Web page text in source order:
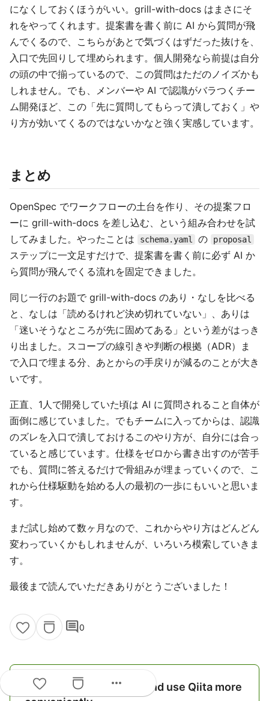
になくしておくほうがいい。grill-with-docs はまさにそ
れをやってくれます。提案書を書く前に AI から質問が飛
んでくるので、こちらがあとで気づくはずだった抜けを、
入口で先回りして埋められます。個人開発なら前提は自分
の頭の中で揃っているので、この質問はただのノイズかも
しれません。でも、メンバーや AI で認識がバラつくチー
ム開発ほど、この「先に質問してもらって潰しておく」や
り方が効いてくるのではないかなと強く実感しています。
まとめ
OpenSpec でワークフローの土台を作り、その提案フロ
ーに grill-with-docs を差し込む、という組み合わせを試
してみました。やったことは
schema.yaml の proposal
ステップに一文足すだけで、提案書を書く前に必ず AI か
ら質問が飛んでくる流れを固定できました。
同じ一行のお題で grill-with-docs のあり・なしを比べる
と、なしは「読めるけれど決め切れていない」、ありは
「迷いそうなところが先に固めてある」という差がはっき
り出ました。スコープの線引きや判断の根拠（ADR）ま
で入口で埋まる分、あとからの手戻りが減るのことが大き
いです。
正直、1人で開発していた頃は AI に質問されること自体が
面倒に感じていました。でもチームに入ってからは、認識
のズレを入口で潰しておけるこのやり方が、自分には合っ
ていると感じています。仕様をゼロから書き出すのが苦手
でも、質問に答えるだけで骨組みが埋まっていくので、こ
れから仕様駆動を始める人の最初の一歩にもいいと思いま
す。
まだ試し始めて数ヶ月なので、これからやり方はどんどん
変わっていくかもしれませんが、いろいろ模索していきま
す。
最後まで読んでいただきありがとうございました！
comment0
Register as a new user and use Qiita more
more_horiz